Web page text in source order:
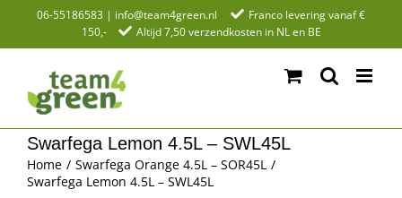
06-55186583 | info@team4green.nl
Franco levering vanaf €
150,-
Altijd 7,50 verzendkosten in NL en BE
Swarfega Lemon 4.5L – SWL45L
Home
Swarfega Orange 4.5L – SOR45L
Swarfega Lemon 4.5L – SWL45L